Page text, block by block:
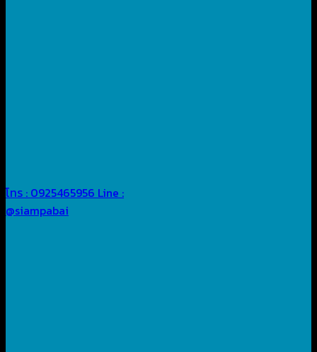
โทร : 0925465956 Line :
@siampabai